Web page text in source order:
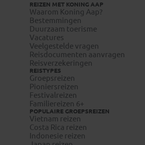
REIZEN MET KONING AAP
Waarom Koning Aap?
Bestemmingen
Duurzaam toerisme
Vacatures
Veelgestelde vragen
Reisdocumenten aanvragen
Reisverzekeringen
REISTYPES
Groepsreizen
Pioniersreizen
Festivalreizen
Familiereizen 6+
POPULAIRE GROEPSREIZEN
Vietnam reizen
Costa Rica reizen
Indonesie reizen